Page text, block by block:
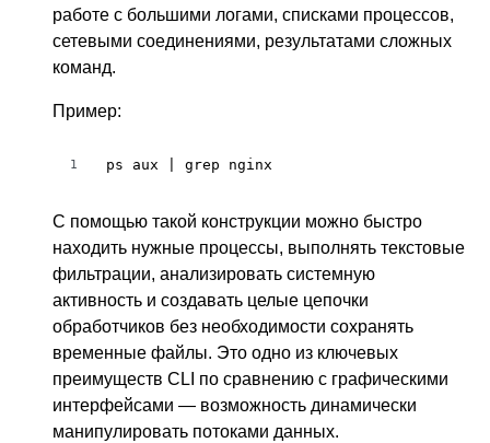
работе с большими логами, списками процессов,
сетевыми соединениями, результатами сложных
команд.
Пример:
1 ps aux | grep nginx
С помощью такой конструкции можно быстро
находить нужные процессы, выполнять текстовые
фильтрации, анализировать системную
активность и создавать целые цепочки
обработчиков без необходимости сохранять
временные файлы. Это одно из ключевых
преимуществ CLI по сравнению с графическими
интерфейсами — возможность динамически
манипулировать потоками данных.